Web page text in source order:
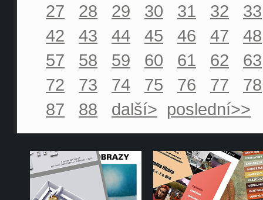
27
28 29 30 31 32
33
42
43 44 45 46 47
48
57
58 59 60 61 62
63
72
73 74 75 76 77
78
87
88 další> poslední>>